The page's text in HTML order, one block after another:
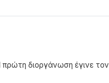
διοργάνωση έγινε τον